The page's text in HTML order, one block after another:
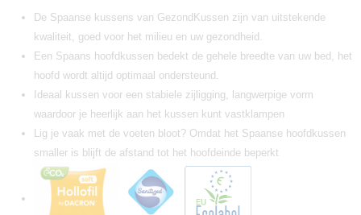
De Spaanse kussens van GezondKussen zijn van uitstekende
kwaliteit, goed voor het milieu en uw gezondheid.
Een Spaans hoofdkussen bedekt de gehele breedte van uw bed, het
hoofd wordt altijd optimaal ondersteund.
Ideaal kussen voor een stabiele zijligging, langwerpige vorm
waardoor je heerlijk aan het kussen kunt vastklampen
Lig je vaak met de voeten bloot? Omdat het Spaanse hoofdkussen
smaller is blijft de afstand tot het hoofdeinde beperkt